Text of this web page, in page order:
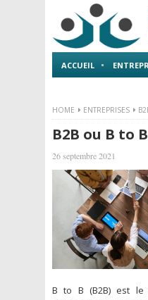
ACCUEIL
HOME ENTREPRISES
B2B ou B to
26 septembre 2021
B to B (B2B) est le